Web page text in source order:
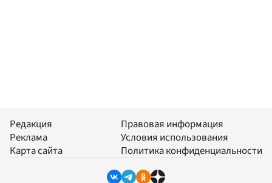
Редакция
Реклама
Карта сайта
Правовая информация
Условия использования
Политика конфиденциальности